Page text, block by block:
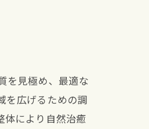
を見極め、最適な
を広げるための調
体により自然治癒